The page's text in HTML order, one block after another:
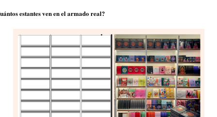
estantes ven en el armado real?